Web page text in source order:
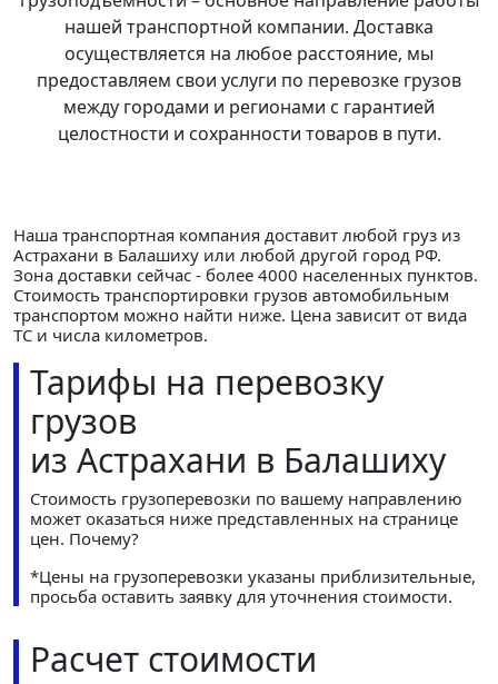
Международные перевозки
Контакты
нашей транспортной компании. Доставка
осуществляется на любое расстояние, мы
предоставляем свои услуги по перевозке грузов
между городами и регионами с гарантией
целостности и сохранности товаров в пути.
Наша транспортная компания доставит любой груз из
Астрахани в Балашиху или любой другой город РФ.
Зона доставки сейчас - более 4000 населенных пунктов.
Стоимость транспортировки грузов автомобильным
транспортом можно найти ниже. Цена зависит от вида
ТС и числа километров.
Тарифы на перевозку
грузов
из Астрахани в Балашиху
Стоимость грузоперевозки по вашему направлению
может оказаться ниже представленных на странице
цен. Почему?
*Цены на грузоперевозки указаны приблизительные,
просьба оставить заявку для уточнения стоимости.
Расчет стоимости